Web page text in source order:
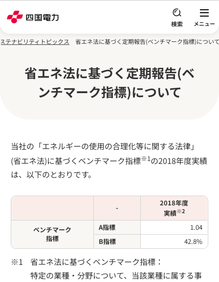
テナビリティトピックス 省エネ法に基づく定期報告(ベンチマーク指標)につい
省エネ法に基づく定期報告(ベ
ンチマーク指標)について
当社の「エネルギーの使用の合理化等に関する法律」
(省エネ法)に基づくベンチマーク指標※1の2018年度実績
は、以下のとおりです。
-
2018年度
実績※2
ベンチマーク
指標
A指標
1.04
B指標
42.8%
省エネ法に基づくベンチマーク指標：
特定の業種・分野について、当該業種に属する事